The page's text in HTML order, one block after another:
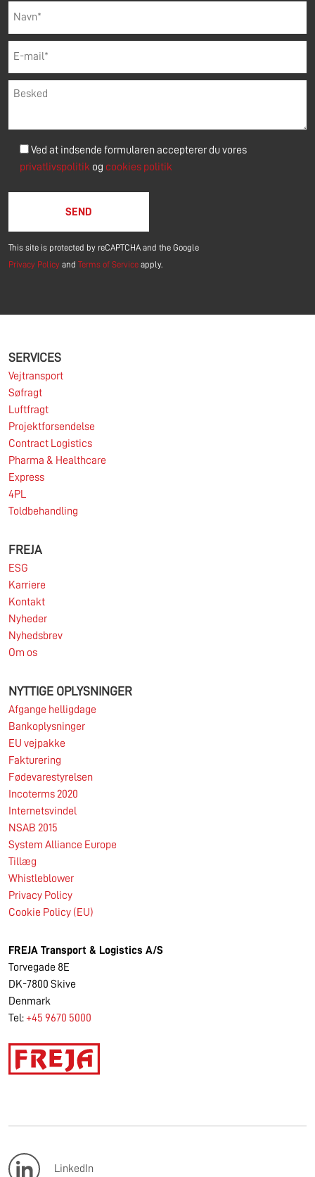
Ved at indsende formularen accepterer du vores
privatlivspolitik og cookies politik
This site is protected by reCAPTCHA and the Google
Privacy Policy and Terms of Service apply.
SERVICES
Vejtransport
Søfragt
Luftfragt
Projektforsendelse
Contract Logistics
Pharma & Healthcare
Express
4PL
Toldbehandling
FREJA
ESG
Karriere
Kontakt
Nyheder
Nyhedsbrev
Om os
NYTTIGE OPLYSNINGER
Afgange helligdage
Bankoplysninger
EU vejpakke
Fakturering
Fødevarestyrelsen
Incoterms 2020
Internetsvindel
NSAB 2015
System Alliance Europe
Tillæg
Whistleblower
Privacy Policy
Cookie Policy (EU)
FREJA Transport & Logistics A/S
Torvegade 8E
DK-7800 Skive
Denmark
Tel: +45 9670 5000
LinkedIn